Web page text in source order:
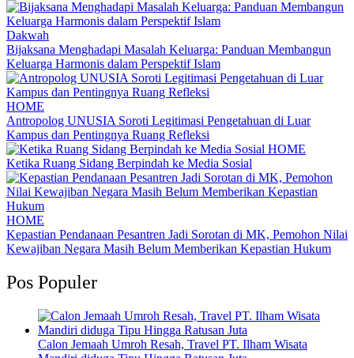
Dakwah
Bijaksana Menghadapi Masalah Keluarga: Panduan Membangun
Keluarga Harmonis dalam Perspektif Islam
HOME
Antropolog UNUSIA Soroti Legitimasi Pengetahuan di Luar
Kampus dan Pentingnya Ruang Refleksi
HOME
Ketika Ruang Sidang Berpindah ke Media Sosial
HOME
Kepastian Pendanaan Pesantren Jadi Sorotan di MK, Pemohon Nilai
Kewajiban Negara Masih Belum Memberikan Kepastian Hukum
Pos Populer
Calon Jemaah Umroh Resah, Travel PT. Ilham Wisata